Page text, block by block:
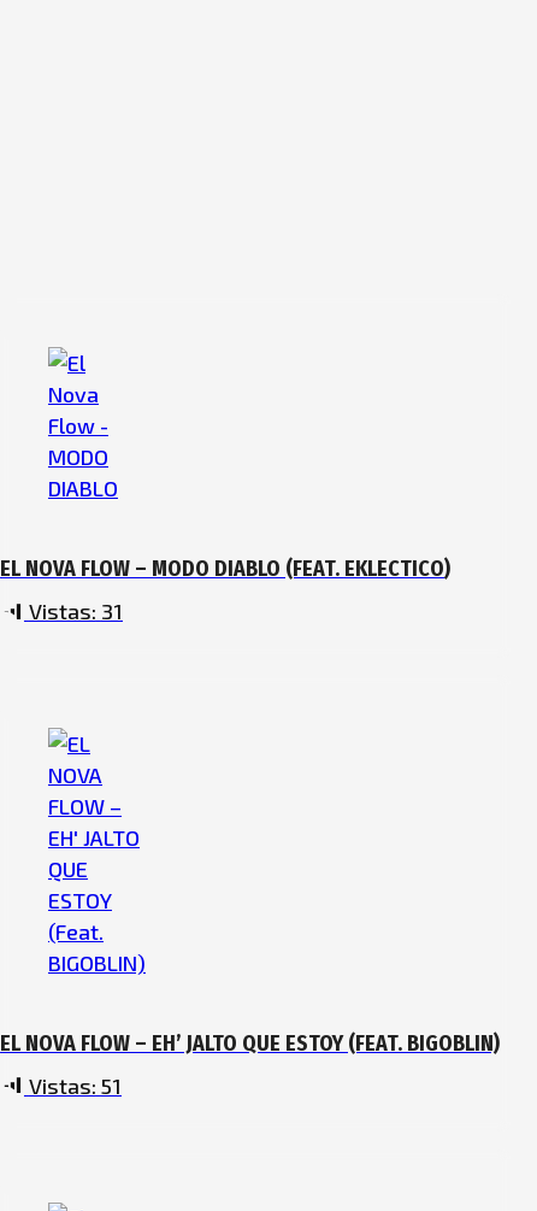
EL NOVA FLOW – MODO DIABLO (FEAT. ‪EKLECTICO‬)
Vistas: 31
EL NOVA FLOW – EH’ JALTO QUE ESTOY (FEAT. BIGOBLIN)
Vistas: 51